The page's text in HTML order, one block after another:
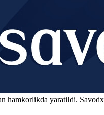
hamkorlikda yaratildi.